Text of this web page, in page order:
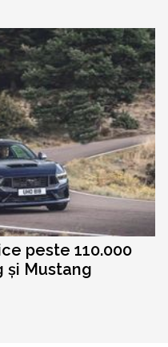
peste 110.000
și Mustang